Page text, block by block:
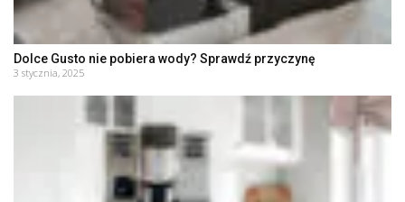
Dolce Gusto nie pobiera wody? Sprawdź przyczynę
3 stycznia, 2025